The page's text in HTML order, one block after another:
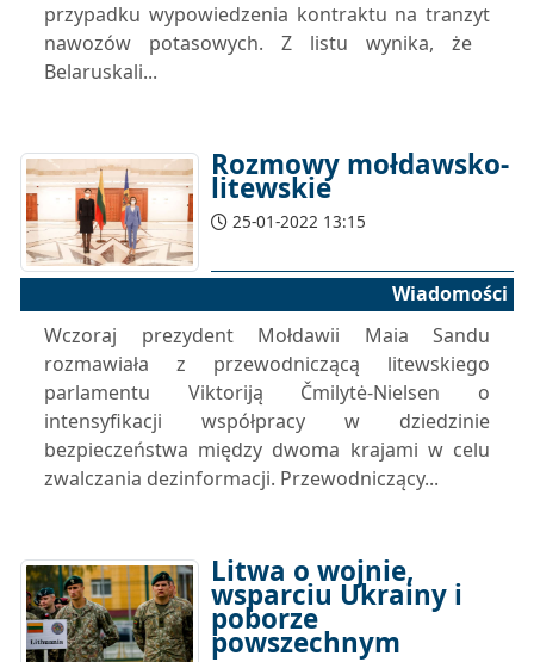
przypadku wypowiedzenia kontraktu na tranzyt
nawozów potasowych. Z listu wynika, że ​​
Belaruskali...
Rozmowy mołdawsko-
litewskie
25-01-2022 13:15
Wiadomości
Wczoraj prezydent Mołdawii Maia Sandu
rozmawiała z przewodniczącą litewskiego
parlamentu Viktoriją Čmilytė-Nielsen o
intensyfikacji współpracy w dziedzinie
bezpieczeństwa między dwoma krajami w celu
zwalczania dezinformacji. Przewodniczący...
Litwa o wojnie,
wsparciu Ukrainy i
poborze
powszechnym